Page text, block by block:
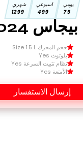
يومي
75
اسبوعي
499
شهري
1299
2024
حجم المحرك Size 1.5 L
بلوتوث Yes
نظام تثبيت السرعة Yes
الأمتعة Yes
إرسال الاستفسار